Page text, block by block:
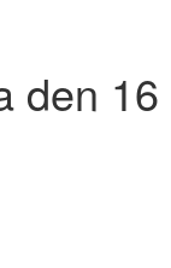
den